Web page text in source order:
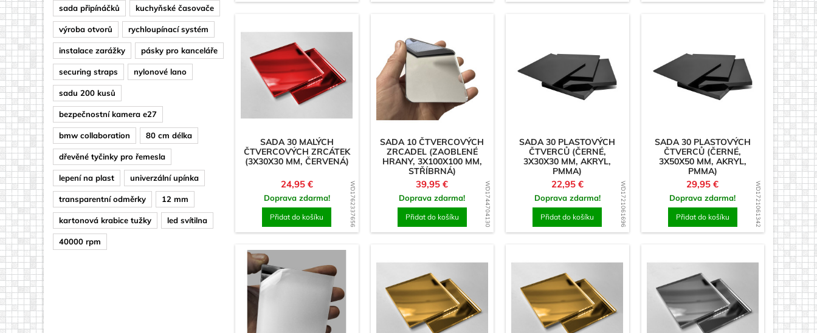
Zrcadla
sada připínáčků kuchyňské časovače
výroba otvorů rychloupínací systém
instalace zarážky pásky pro kanceláře
securing straps nylonové lano
sadu 200 kusů
bezpečnostní kamera e27
bmw collaboration 80 cm délka
dřevěné tyčinky pro řemesla
lepení na plast univerzální upínka
transparentní odměrky 12 mm
kartonová krabice tužky led svítilna
40000 rpm
WD1762337656
SADA 30 MALÝCH
ČTVERCOVÝCH ZRCÁTEK
(3X30X30 MM, ČERVENÁ)
Cena
24,95 €
Doprava zdarma!
Přidat do košíku WD1744704130
SADA 10 ČTVERCOVÝCH
ZRCADEL (ZAOBLENÉ
HRANY, 3X100X100 MM,
STŘÍBRNÁ)
Cena
39,95 €
Doprava zdarma!
Přidat do košíku WD1721061696
SADA 30 PLASTOVÝCH
ČTVERCŮ (ČERNÉ,
3X30X30 MM, AKRYL,
PMMA)
Cena
22,95 €
Doprava zdarma!
Přidat do košíku WD1721061342
SADA 30 PLASTOVÝCH
ČTVERCŮ (ČERNÉ,
3X50X50 MM, AKRYL,
PMMA)
Cena
29,95 €
Doprava zdarma!
Přidat do košíku